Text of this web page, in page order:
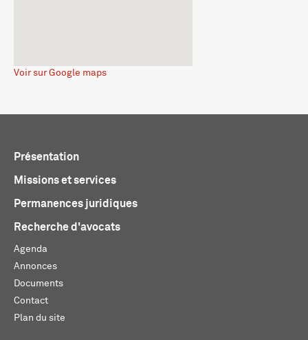
Voir sur Google maps
Présentation
Missions et services
Permanences juridiques
Recherche d'avocats
Agenda
Annonces
Documents
Contact
Plan du site